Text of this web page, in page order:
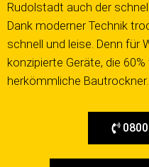
r
i
n
g
e
Rudolstadt auch der
Dank moderner Technik
schnell und leise. Denn für
konzipierte Geräte, die
herkömmliche Bautrockner.